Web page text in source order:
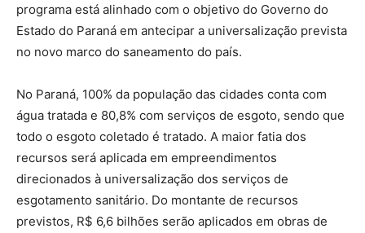
programa está alinhado com o objetivo do Governo do
Estado do Paraná em antecipar a universalização prevista
no novo marco do saneamento do país.
No Paraná, 100% da população das cidades conta com
água tratada e 80,8% com serviços de esgoto, sendo que
todo o esgoto coletado é tratado. A maior fatia dos
recursos será aplicada em empreendimentos
direcionados à universalização dos serviços de
esgotamento sanitário. Do montante de recursos
previstos, R$ 6,6 bilhões serão aplicados em obras de